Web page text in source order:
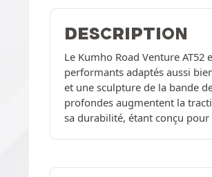
DESCRIPTION
Le Kumho Road Venture
performants adaptés aussi
et une sculpture de la bande
profondes augmentent la
sa durabilité, étant conçu